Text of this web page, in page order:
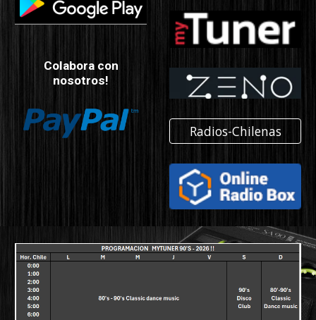
Colabora con
nosotros!
Radios-Chilenas